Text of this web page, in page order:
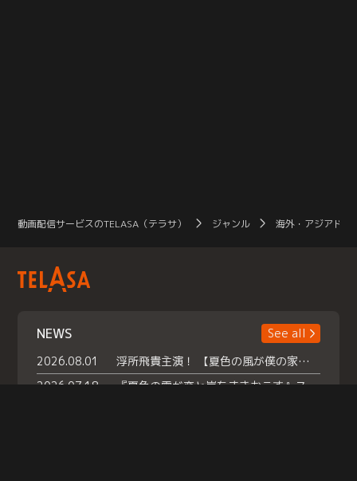
動画配信サービスのTELASA（テラサ） ジャンル 海外・アジアドラ
NEWS
See all
2026.08.01
浮所飛貴主演！ 【夏色の風が僕の家にやってきた】 本日よりテラサで独占配信スタート！
2026.07.18
『夏色の雲が恋と嵐をまきおこす』スペシャルメイキング 【Part1】2026年７月18日（土）23時30分～配信スタート！話題のシーンの裏側を大公開！豪華キャスト大集合！ 『武宮家 真夏の家族会議』開催！